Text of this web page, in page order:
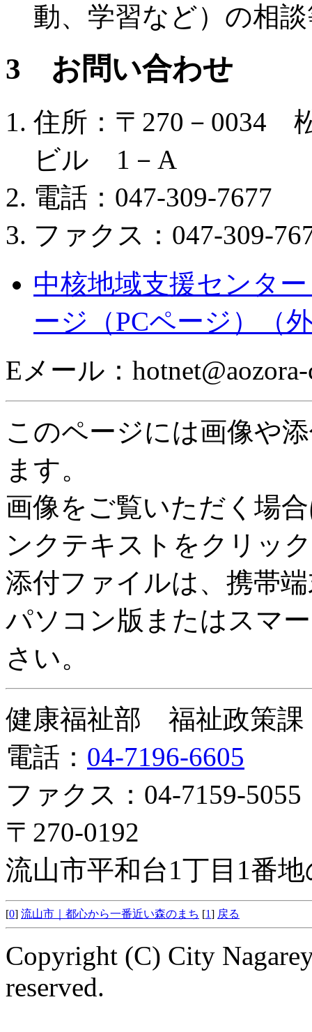
動、学習など）の相
3 お問い合わせ
住所：〒270－0034
ビル 1－A
電話：047-309-7677
ファクス：047-309-
中核地域支援センタ
ージ（PCページ）
（
Eメール：
このページには画像や
ます。
画像をご覧いただく場
ンクテキストをクリッ
添付ファイルは、携帯
パソコン版またはスマ
さい。
健康福祉部 福祉政策課
電話： 04-7196-6605
ファクス：04-7159-5055
〒270-0192
流山市平和台1丁目1番
[0] 流山市｜都心から一番近い森のまち [1] 戻る
Copyright (C) City
reserved.